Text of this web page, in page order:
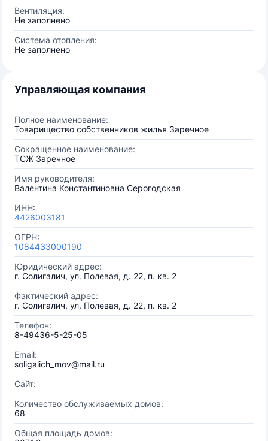
Вентиляция:
Не заполнено
Система отопления:
Не заполнено
Управляющая компания
Полное наименование:
Товарищество собственников жилья Заречное
Сокращенное наименование:
ТСЖ Заречное
Имя руководителя:
Валентина Константиновна Серогодская
ИНН:
4426003181
ОГРН:
1084433000190
Юридический адрес:
г. Солигалич, ул. Полевая, д. 22, п. кв. 2
Фактический адрес:
г. Солигалич, ул. Полевая, д. 22, п. кв. 2
Телефон:
8-49436-5-25-05
Email:
soligalich_mov@mail.ru
Сайт:
Количество обслуживаемых домов:
68
Общая площадь домов: